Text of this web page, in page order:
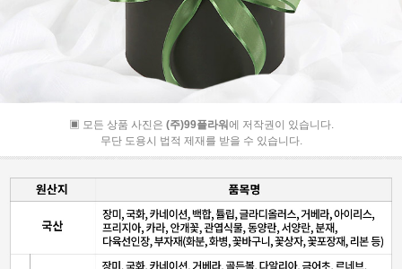
▣ 모든 상품 사진은 (주)99플라워에 저작권이 있습니다.
무단 도용시 법적 제재를 받을 수 있습니다.